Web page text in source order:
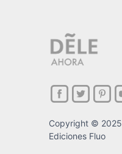
Copyright © 2025
Ediciones Fluo